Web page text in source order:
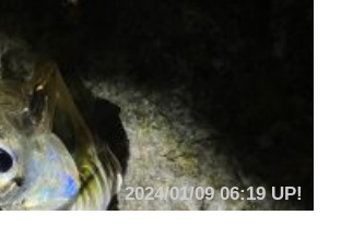
2024/01/09 06:19 UP!